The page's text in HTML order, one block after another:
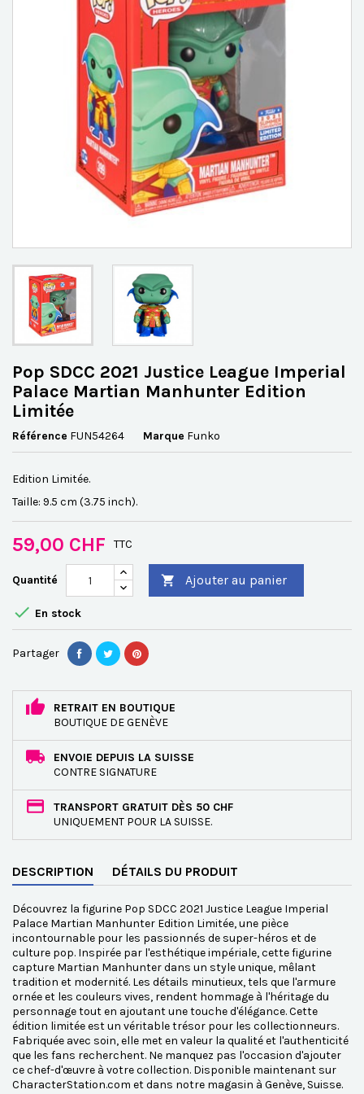
Pop SDCC 2021 Justice League Imperial
Palace Martian Manhunter Edition
Limitée
Référence FUN54264 Marque Funko
Edition Limitée.
Taille: 9.5 cm (3.75 inch).
59,00 CHF TTC
Quantité  Ajouter au panier
 En stock
Partager
RETRAIT EN BOUTIQUE
BOUTIQUE DE GENÈVE
ENVOIE DEPUIS LA SUISSE
CONTRE SIGNATURE
TRANSPORT GRATUIT DÈS 50 CHF
UNIQUEMENT POUR LA SUISSE.
DESCRIPTION DÉTAILS DU PRODUIT
Découvrez la figurine Pop SDCC 2021 Justice League Imperial
Palace Martian Manhunter Edition Limitée, une pièce
incontournable pour les passionnés de super-héros et de
culture pop. Inspirée par l'esthétique impériale, cette figurine
capture Martian Manhunter dans un style unique, mêlant
tradition et modernité. Les détails minutieux, tels que l'armure
ornée et les couleurs vives, rendent hommage à l'héritage du
personnage tout en ajoutant une touche d'élégance. Cette
édition limitée est un véritable trésor pour les collectionneurs.
Fabriquée avec soin, elle met en valeur la qualité et l'authenticité
que les fans recherchent. Ne manquez pas l'occasion d'ajouter
ce chef-d'œuvre à votre collection. Disponible maintenant sur
CharacterStation.com et dans notre magasin à Genève, Suisse.